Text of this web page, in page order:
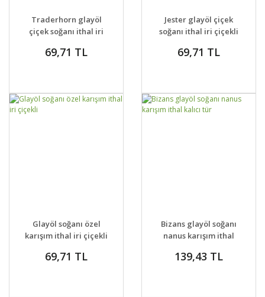
DETAYLAR
VER
Traderhorn glayöl
çiçek soğanı ithal iri
69,71 TL
DETAYLAR
VER
Jester glayöl çiçek
soğanı ithal iri çiçekli
69,71 TL
DETAYLAR
VER
Glayöl soğanı özel
karışım ithal iri çiçekli
69,71 TL
DETAYLAR
VER
Bizans glayöl soğanı
nanus karışım ithal
139,43 TL